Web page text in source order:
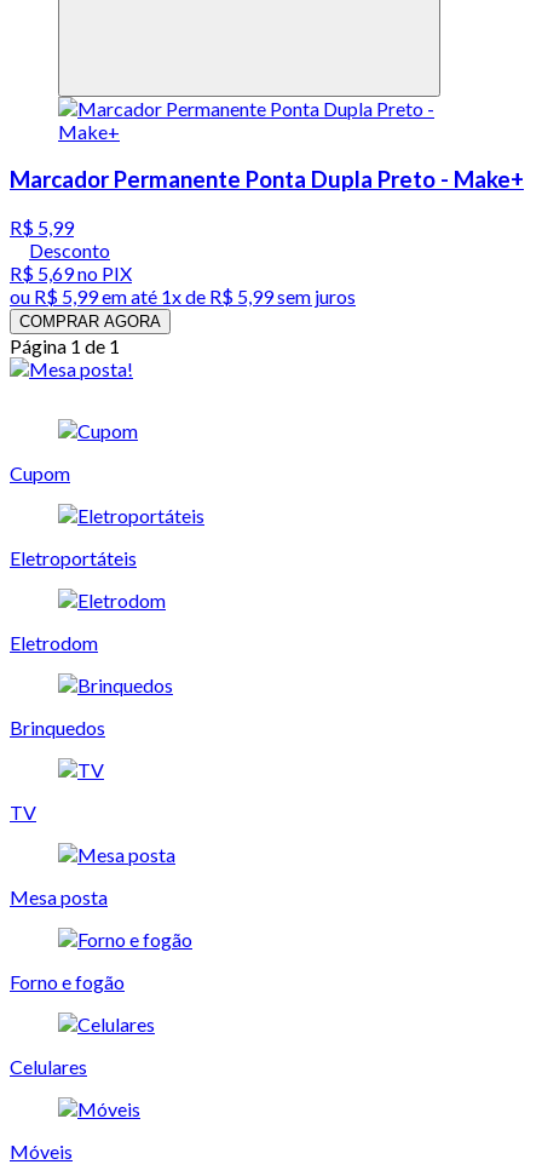
Marcador Permanente Ponta Dupla Preto - Make+
R$ 5,99
Desconto
R$ 5,69no PIX
ou R$ 5,99em até 1x de R$ 5,99sem juros
COMPRAR AGORA
Página 1 de 1
Cupom
Eletroportáteis
Eletrodom
Brinquedos
TV
Mesa posta
Forno e fogão
Celulares
Móveis